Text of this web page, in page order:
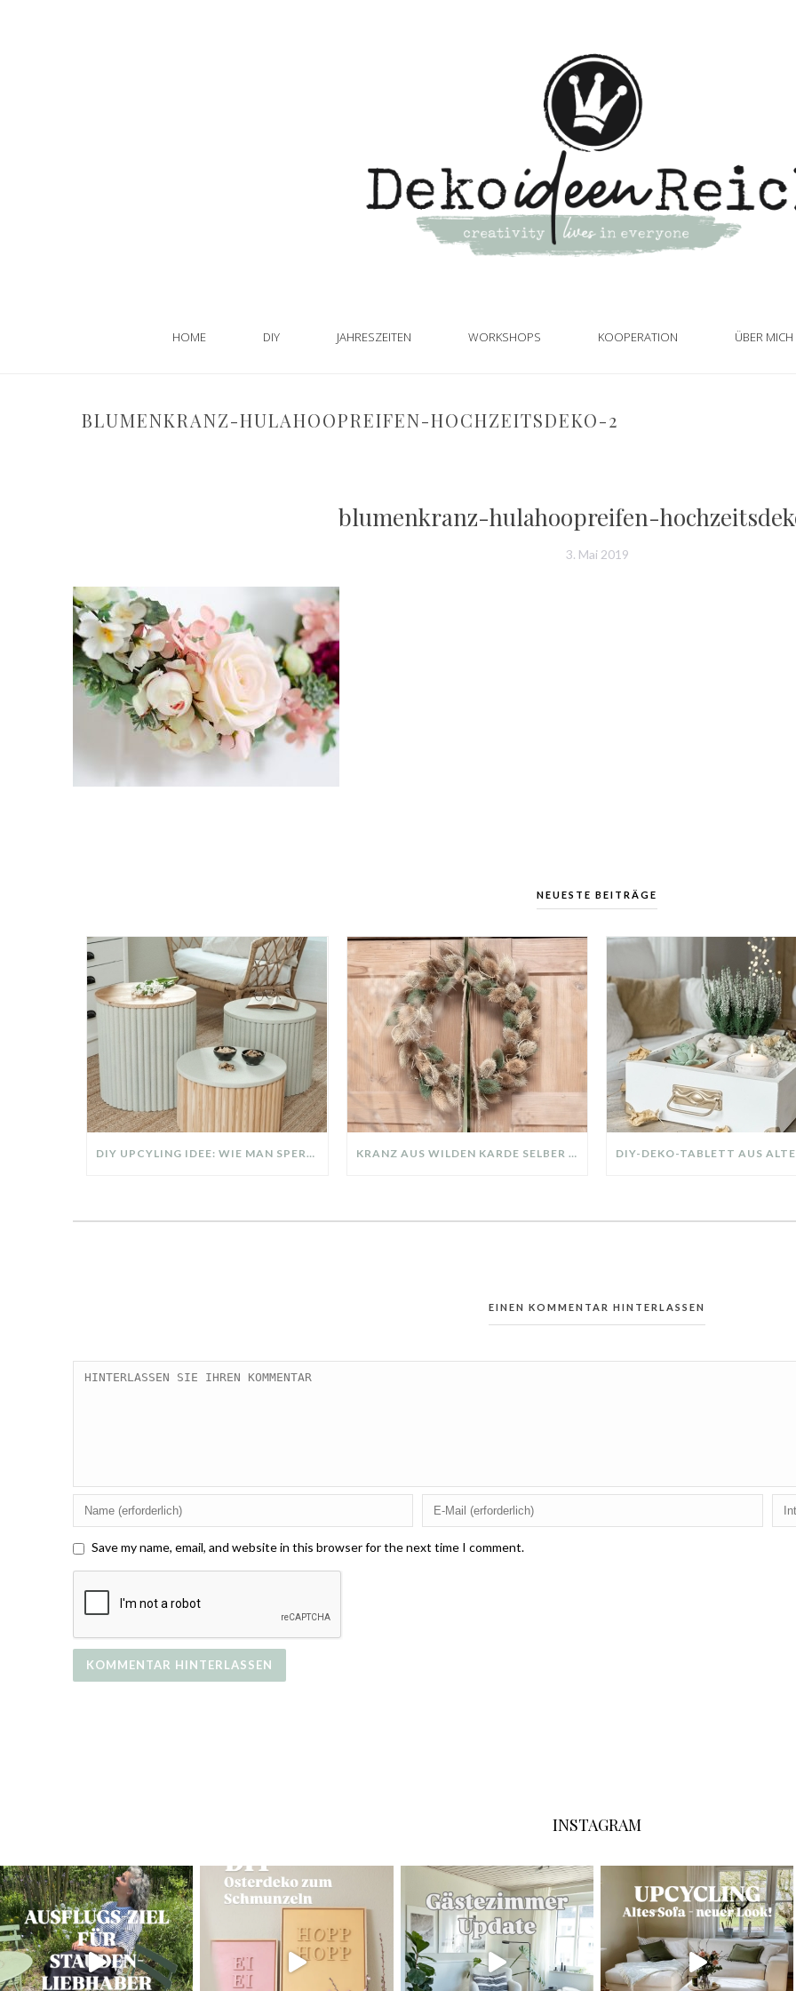
HOME DIY JAHRESZEITEN WORKSHOPS KOOPERATION ÜBER
BLUMENKRANZ-HULAHOOPREIFEN-HOCHZEITSDEKO-2
blumenkranz-hulahoopreifen-
3. Mai 2019
NEUESTE BEITRÄGE
DIY UPCYLING IDEE: WIE MAN SPERRMÜLL IN EIN DESIGNER TEIL VERWANDELT KRANZ AUS WILDEN KARDE SELBER MACHEN: HERBSTDEKO GANZ EINFACH
EINEN KOMMENTAR HINTERLASSEN
Save my name, email, and website in this browser for the next time I comment.
INSTAGRAM